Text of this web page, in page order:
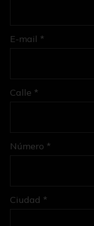
E-mail *
Calle *
Número *
Ciudad *